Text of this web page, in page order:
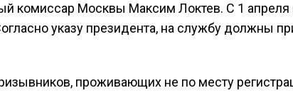
комиссар Москвы Максим Локтев. С 1 апреля
указу президента, на службу должны
проживающих не по месту